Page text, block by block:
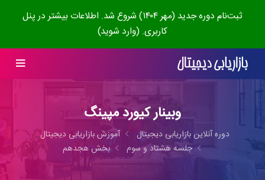
ثبت‌نام دوره جدید (مهر ۱۴۰۴) شروع شد. اطلاعات بیشتر در پنل
کاربری. (وارد شوید)
وبینار کیورد مپینگ
دوره آنلاین بازاریابی دیجیتال
آموزش بازاریابی دیجیتال
جلسه هشتاد و سوم
بخش هجدهم